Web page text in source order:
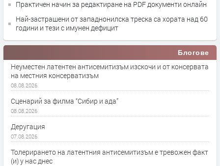
Практичен начин за редактиране на PDF документи онлайн
Най-застрашени от западнонилска треска са хората над 60
години и тези с имунен дефицит
Блогове
Неуместен латентен антисемитизъм изскочи и от консервата
на местния консерватизъм
08.08.2026
Сценарий за филма “Сибир и ада”
08.08.2026
Деругация
07.08.2026
Толерирането на латентния антисемитизъм е тревожен факт
(и) у нас днес